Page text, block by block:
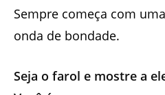
Sempre começa com
onda de bondade.
Seja o farol e mostre a